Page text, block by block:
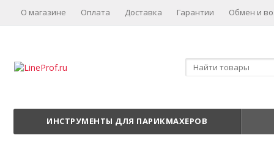
О магазине Оплата Доставка Гарантии Обмен и
ИНСТРУМЕНТЫ ДЛЯ ПАРИКМАХЕРОВ